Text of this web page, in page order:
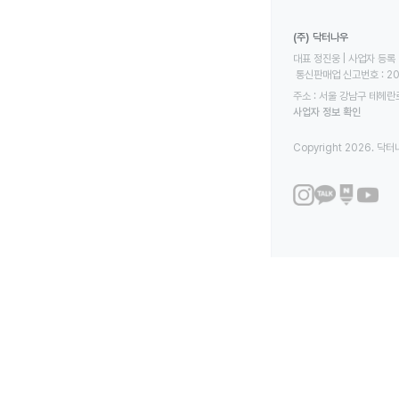
(주) 닥터나우
대표 정진웅 | 사업자
통신판매업 신고번호
주소 : 서울 강남구 테헤
사업자 정보 확인
Copyright 2026. 닥터